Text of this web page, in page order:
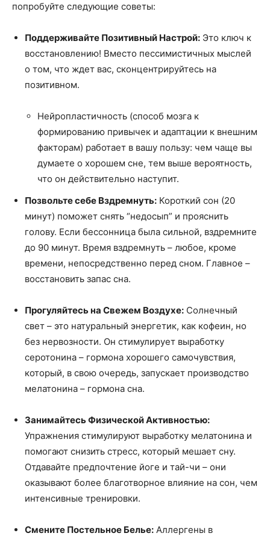
попробуйте следующие советы:
Поддерживайте Позитивный Настрой: Это ключ к
восстановлению! Вместо пессимистичных мыслей
о том, что ждет вас, сконцентрируйтесь на
позитивном.
Нейропластичность (способ мозга к
формированию привычек и адаптации к внешним
факторам) работает в вашу пользу: чем чаще вы
думаете о хорошем сне, тем выше вероятность,
что он действительно наступит.
Позвольте себе Вздремнуть: Короткий сон (20
минут) поможет снять “недосып” и прояснить
голову. Если бессонница была сильной, вздремните
до 90 минут. Время вздремнуть – любое, кроме
времени, непосредственно перед сном. Главное –
восстановить запас сна.
Прогуляйтесь на Свежем Воздухе: Солнечный
свет – это натуральный энергетик, как кофеин, но
без нервозности. Он стимулирует выработку
серотонина – гормона хорошего самочувствия,
который, в свою очередь, запускает производство
мелатонина – гормона сна.
Занимайтесь Физической Активностью:
Упражнения стимулируют выработку мелатонина и
помогают снизить стресс, который мешает сну.
Отдавайте предпочтение йоге и тай-чи – они
оказывают более благотворное влияние на сон, чем
интенсивные тренировки.
Смените Постельное Белье: Аллергены в